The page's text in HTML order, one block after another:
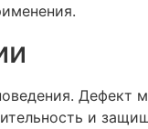
Дефект
и